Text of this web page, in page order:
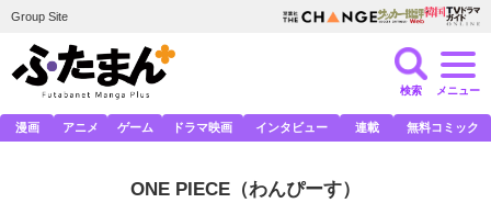
Group Site
検索 メニュー
漫画 アニメ ゲーム ドラマ映画 インタビュー 連載 無料コミック
ONE PIECE （わんぴーす）